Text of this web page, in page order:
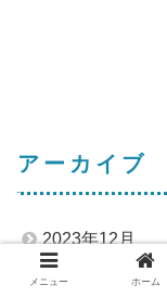
アーカイブ
2023年12月
2023年11月
メニュー ホーム